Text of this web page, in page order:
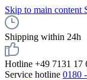
Skip to main content
Shipping within 24h
Hotline +49 7131 17
Service hotline 0180